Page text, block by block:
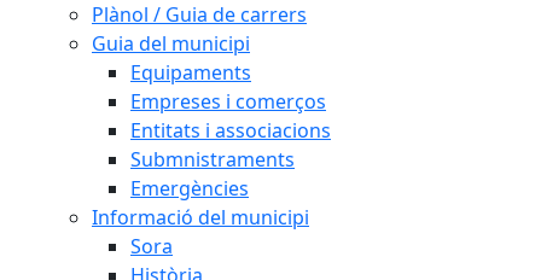
Plànol / Guia de carrers
Guia del municipi
Equipaments
Empreses i comerços
Entitats i associacions
Submnistraments
Emergències
Informació del municipi
Sora